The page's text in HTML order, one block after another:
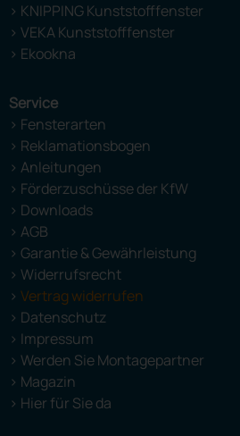
> KNIPPING Kunststofffenster
> VEKA Kunststofffenster
> Ekookna
Service
> Fensterarten
> Reklamationsbogen
> Anleitungen
> Förderzuschüsse der KfW
> Downloads
> AGB
> Garantie & Gewährleistung
> Widerrufsrecht
> Vertrag widerrufen
> Datenschutz
> Impressum
> Werden Sie Montagepartner
> Magazin
> Hier für Sie da